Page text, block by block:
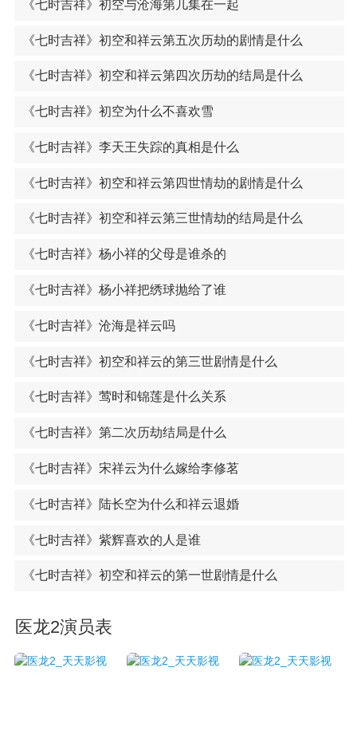
《七时吉祥》初空与沧海第几集在一起
《七时吉祥》初空和祥云第五次历劫的剧情是什么
《七时吉祥》初空和祥云第四次历劫的结局是什么
《七时吉祥》初空为什么不喜欢雪
《七时吉祥》李天王失踪的真相是什么
《七时吉祥》初空和祥云第四世情劫的剧情是什么
《七时吉祥》初空和祥云第三世情劫的结局是什么
《七时吉祥》杨小祥的父母是谁杀的
《七时吉祥》杨小祥把绣球抛给了谁
《七时吉祥》沧海是祥云吗
《七时吉祥》初空和祥云的第三世剧情是什么
《七时吉祥》莺时和锦莲是什么关系
《七时吉祥》第二次历劫结局是什么
《七时吉祥》宋祥云为什么嫁给李修茗
《七时吉祥》陆长空为什么和祥云退婚
《七时吉祥》紫辉喜欢的人是谁
《七时吉祥》初空和祥云的第一世剧情是什么
医龙2演员表